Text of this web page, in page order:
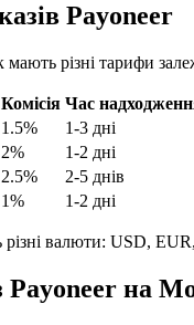
Payoneer
різні тарифи
Комісія Час
1.5%
1-3 дні
2%
1-2 дні
2.5%
2-5 днів
1% 1-2 дні
різні валюти: USD,
Payoneer на